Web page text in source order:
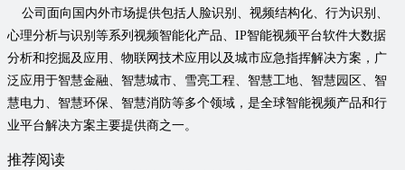
公司面向国内外市场提供包括人脸识别、视频结构化、行为识别、
心理分析与识别等系列视频智能化产品、IP智能视频平台软件大数据
分析和挖掘及应用、物联网技术应用以及城市应急指挥解决方案，广
泛应用于智慧金融、智慧城市、雪亮工程、智慧工地、智慧园区、智
慧电力、智慧环保、智慧消防等多个领域，是全球智能视频产品和行
业平台解决方案主要提供商之一。
推荐阅读